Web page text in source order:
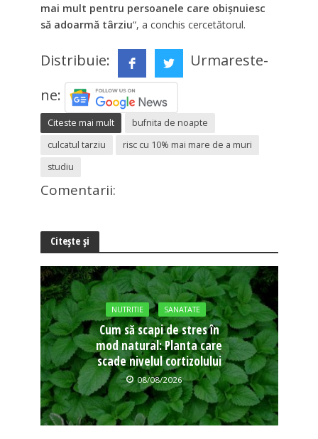
mai mult pentru persoanele care obişnuiesc
să adoarmă târziu“, a conchis cercetătorul.
Distribuie:
Urmareste-
ne:
Citeste mai mult
bufnita de noapte
culcatul tarziu
risc cu 10% mai mare de a muri
studiu
Comentarii:
Citește și
NUTRITIE SANATATE
Cum să scapi de stres în
mod natural: Planta care
scade nivelul cortizolului
08/08/2026